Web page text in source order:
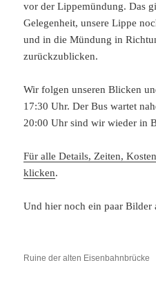
vor der Lippemündung. Das
Gelegenheit, unsere Lippe
und in die Mündung in
zurückzublicken.
Wir folgen unseren Blicken
17:30 Uhr. Der Bus wartet
20:00 Uhr sind wir wieder in
Für alle Details, Zeiten,
klicken.
Und hier noch ein paar Bilder
Ruine der alten Eisenbahnbrücke